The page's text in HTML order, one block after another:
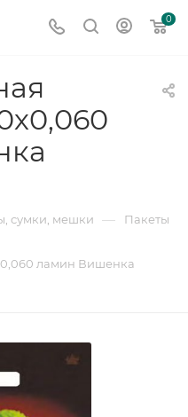
0
сумки, мешки — Пакеты
ламин Вишенка